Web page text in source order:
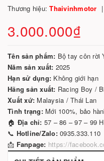
Thương hiệu:Thaivinhmotor
3.000.000₫
Tên sản phẩm: Bộ tay côn rời
Năm sản xuất: 2025
Hạn sử dụng: Không giới hạn
Hãng sản xuất: Racing Boy /
Xuất xứ: Malaysia / Thái Lan
Tình trạng:Mới 100%, bảo
🏠 Địa chỉ: 57 – 86 – 97 – 99
📞 Hotline/Zalo:0935.333.110
📩 Fanpage: https://